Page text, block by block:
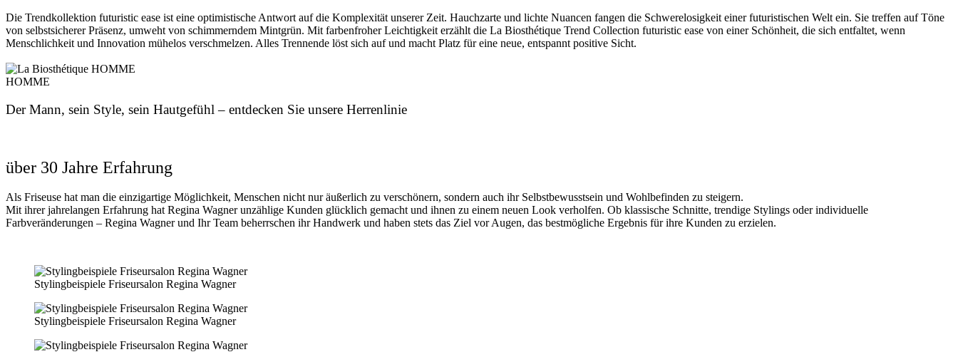
Die Trendkollektion futuristic ease ist eine optimistische Antwort auf die Komplexität unserer Zeit. Hauchzarte und lichte Nuancen fangen die Schwerelosigkeit einer futuristischen Welt ein. Sie treffen auf Töne
von selbstsicherer Präsenz, umweht von schimmerndem Mintgrün. Mit farbenfroher Leichtigkeit erzählt die La Biosthétique Trend Collection futuristic ease von einer Schönheit, die sich entfaltet, wenn
Menschlichkeit und Innovation mühelos verschmelzen. Alles Trennende löst sich auf und macht Platz für eine neue, entspannt positive Sicht.
HOMME
Der Mann, sein Style, sein Hautgefühl – entdecken Sie unsere Herrenlinie
über 30 Jahre Erfahrung
Als Friseuse hat man die einzigartige Möglichkeit, Menschen nicht nur äußerlich zu verschönern, sondern auch ihr Selbstbewusstsein und Wohlbefinden zu steigern.
Mit ihrer jahrelangen Erfahrung hat Regina Wagner unzählige Kunden glücklich gemacht und ihnen zu einem neuen Look verholfen. Ob klassische Schnitte, trendige Stylings oder individuelle
Farbveränderungen – Regina Wagner und Ihr Team beherrschen ihr Handwerk und haben stets das Ziel vor Augen, das bestmögliche Ergebnis für ihre Kunden zu erzielen.
Stylingbeispiele Friseursalon Regina Wagner
Stylingbeispiele Friseursalon Regina Wagner